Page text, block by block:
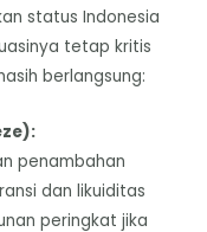
status Indonesia
tetap kritis
berlangsung:
penambahan
dan likuiditas
peringkat jika